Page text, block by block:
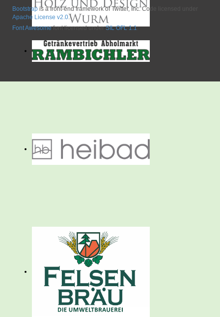
Bootstrap is a front-end framework of Twitter, Inc. Code licensed under
Apache License v2.0.
Font Awesomefont licensed underSIL OFL 1.1.